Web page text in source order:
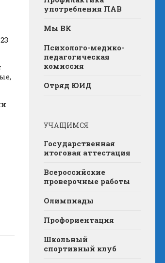
употребления ПАВ
Мы ВК
Психолого-медико-
педагогическая
комиссия
Отряд ЮИД
УЧАЩИМСЯ
Государственная
итоговая аттестация
Всероссийские
проверочные работы
Олимпиады
Профориентация
Школьный
спортивный клуб